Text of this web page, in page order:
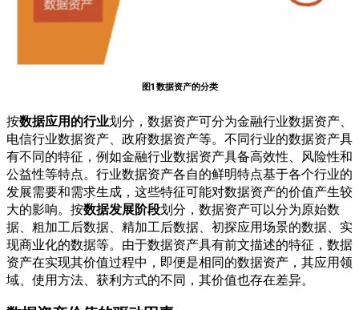
图1 数据资产的分类
按数据应用的行业划分，数据资产可分为金融行业数据资产、
电信行业数据资产、政府数据资产等。不同行业的数据资产具
有不同的特征，例如金融行业数据资产具备高效性、风险性和
公益性等特点。行业数据资产各自的鲜明特点基于各个行业的
发展需要和需求生成，这些特征可能对数据资产的价值产生较
大的影响。按数据发展阶段划分，数据资产可以分为原始数
据、粗加工后数据、精加工后数据、初探应用场景的数据、实
现商业化的数据等。由于数据资产具有前文描述的特征，数据
资产在实现其价值过程中，即便是相同的数据资产，其应用领
域、使用方法、获利方式的不同，其价值也存在差异。